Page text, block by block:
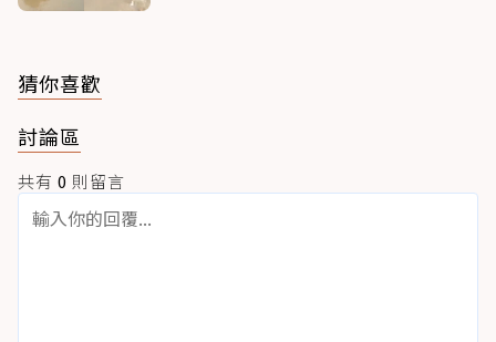
猜你喜歡
討論區
共有 0 則留言